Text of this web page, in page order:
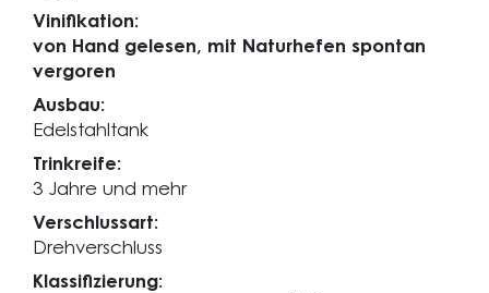
Vinifikation:
von Hand gelesen, mit Naturhefen spontan
vergoren
Ausbau:
Edelstahltank
Trinkreife:
3 Jahre und mehr
Verschlussart:
Drehverschluss
Klassifizierung: